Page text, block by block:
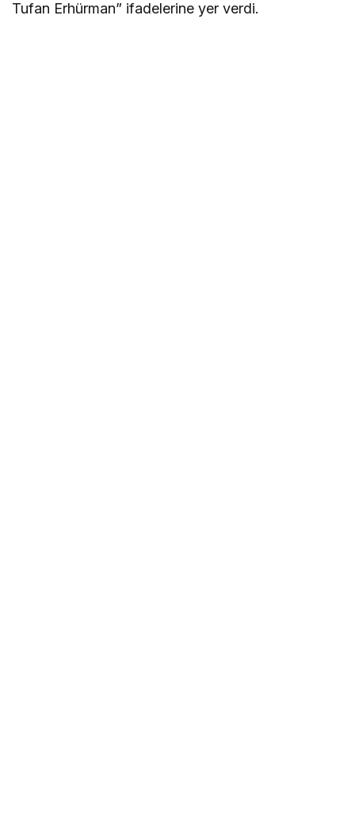
Tufan Erhürman” ifadelerine yer verdi.